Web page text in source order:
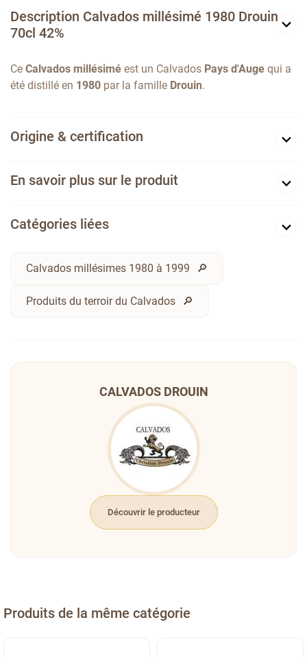
Description Calvados millésimé 1980 Drouin
70cl 42%
Ce Calvados millésimé est un Calvados Pays d'Auge qui a
été distillé en 1980 par la famille Drouin.
Origine & certification
En savoir plus sur le produit
Catégories liées
Calvados millésimes 1980 à 1999
Produits du terroir du Calvados
CALVADOS DROUIN
Découvrir le producteur
Produits de la même catégorie